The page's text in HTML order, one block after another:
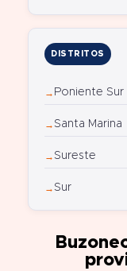
DISTRITOS
Poniente Sur
Santa Marina
Sureste
Sur